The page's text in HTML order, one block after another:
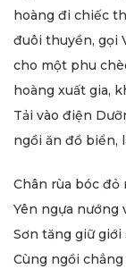
hoàng đi chiếc
đuôi thuyền, gọi
cho một phu
hoàng xuất gia,
Tải vào điện
ngồi ăn đồ biển,
Chân rùa bóc đỏ
Yên ngựa nướng
Sơn tăng giữ giới
Cùng ngồi